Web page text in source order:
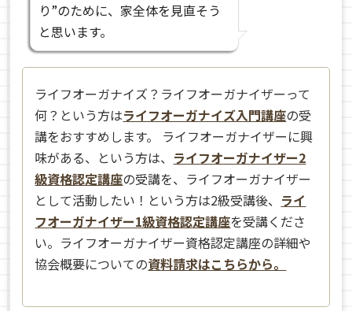
り”のために、家全体を見直そう
と思います。
ライフオーガナイズ？ライフオーガナイザーって
何？という方はライフオーガナイズ入門講座の受
講をおすすめします。 ライフオーガナイザーに興
味がある、という方は、 ライフオーガナイザー2
級資格認定講座の受講を、ライフオーガナイザー
として活動したい！という方は2級受講後、 ライ
フオーガナイザー1級資格認定講座を受講くださ
い。ライフオーガナイザー資格認定講座の詳細や
協会概要についての資料請求はこちらから。